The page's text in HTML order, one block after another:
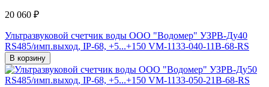
20 060 ₽
Ультразвуковой счетчик воды ООО "Водомер" УЗРВ-Ду40
RS485/имп.выход, IP-68, +5...+150 VM-1133-040-11B-68-RS
В корзину